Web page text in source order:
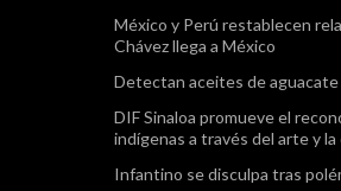
México y Perú restablecen
Chávez llega a México
Detectan aceites de
DIF Sinaloa promueve el
indígenas a través del arte y
Infantino se disculpa tras